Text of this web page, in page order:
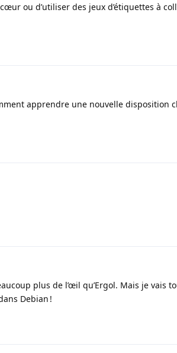
ou d’utiliser des jeux d’étiquettes à
apprendre une nouvelle disposition
plus de l’œil qu’Ergol. Mais je vais
Debian !